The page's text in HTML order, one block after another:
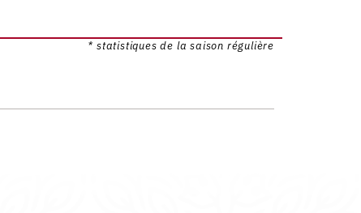
* statistiques de la saison régulière